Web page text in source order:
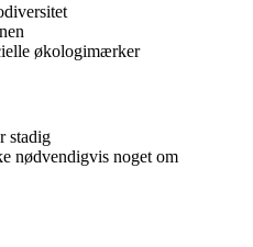
økologimærker
stadig
nødvendigvis noget om